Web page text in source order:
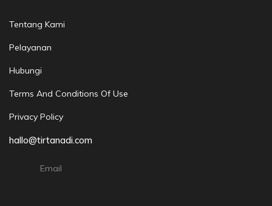
Tentang Kami
Pelayanan
Hubungi
Terms And Conditions Of Use
Privacy Policy
hallo@tirtanadi.com
Email